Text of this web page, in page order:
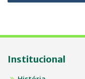
Institucional